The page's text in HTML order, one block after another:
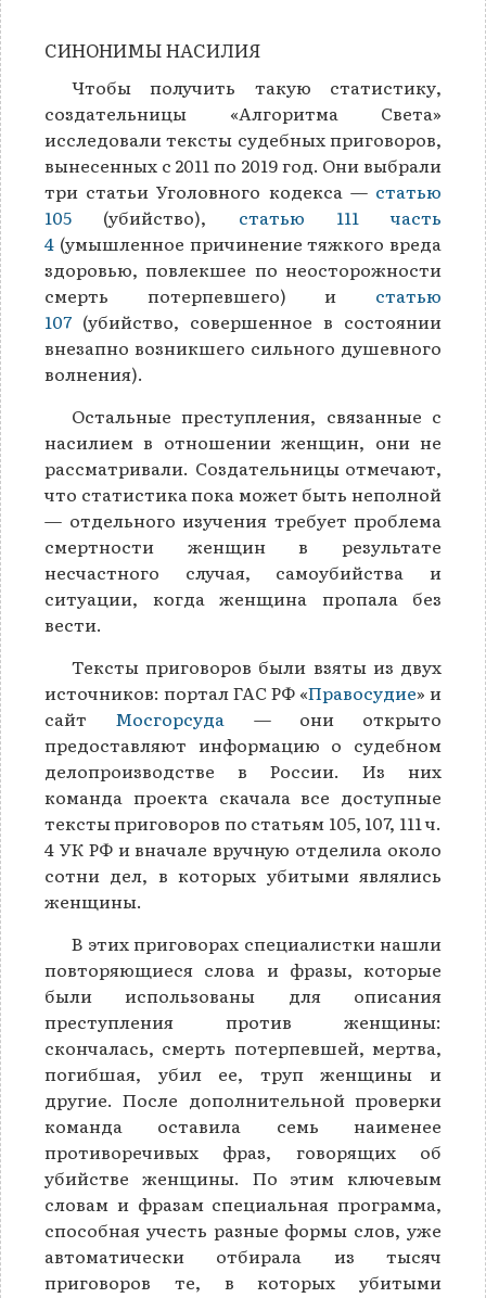
СИНОНИМЫ НАСИЛИЯ
Чтобы получить такую статистику,
создательницы «Алгоритма Света»
исследовали тексты судебных приговоров,
вынесенных с 2011 по 2019 год. Они выбрали
три статьи Уголовного кодекса — статью
105 (убийство), статью 111 часть
4 (умышленное причинение тяжкого вреда
здоровью, повлекшее по неосторожности
смерть потерпевшего) и статью
107 (убийство, совершенное в состоянии
внезапно возникшего сильного душевного
волнения).
Остальные преступления, связанные с
насилием в отношении женщин, они не
рассматривали. Создательницы отмечают,
что статистика пока может быть неполной
— отдельного изучения требует проблема
смертности женщин в результате
несчастного случая, самоубийства и
ситуации, когда женщина пропала без
вести.
Тексты приговоров были взяты из двух
источников: портал ГАС РФ «Правосудие» и
сайт Мосгорсуда — они открыто
предоставляют информацию о судебном
делопроизводстве в России. Из них
команда проекта скачала все доступные
тексты приговоров по статьям 105, 107, 111 ч.
4 УК РФ и вначале вручную отделила около
сотни дел, в которых убитыми являлись
женщины.
В этих приговорах специалистки нашли
повторяющиеся слова и фразы, которые
были использованы для описания
преступления против женщины:
скончалась, смерть потерпевшей, мертва,
погибшая, убил ее, труп женщины и
другие. После дополнительной проверки
команда оставила семь наименее
противоречивых фраз, говорящих об
убийстве женщины. По этим ключевым
словам и фразам специальная программа,
способная учесть разные формы слов, уже
автоматически отбирала из тысяч
приговоров те, в которых убитыми